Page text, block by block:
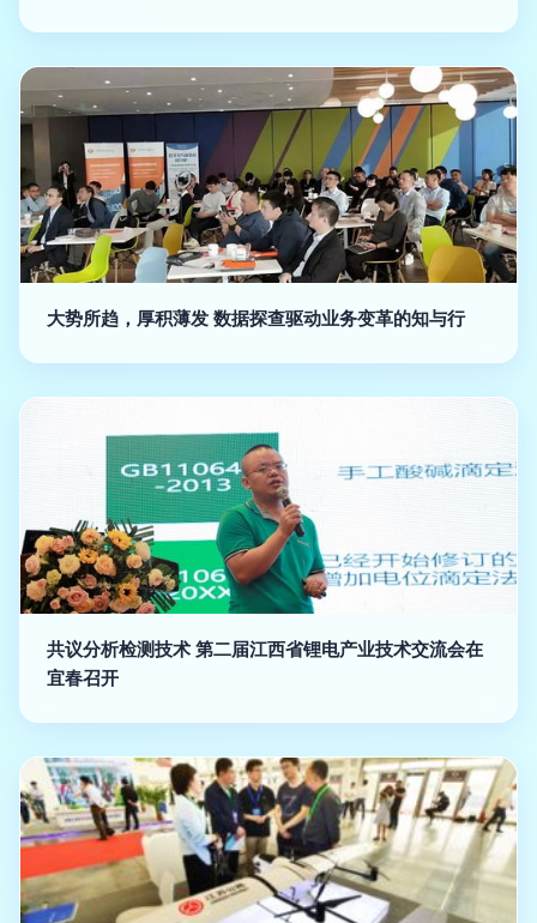
大势所趋，厚积薄发 数据探查驱动业务变革的知与行
共议分析检测技术 第二届江西省锂电产业技术交流会在
宜春召开